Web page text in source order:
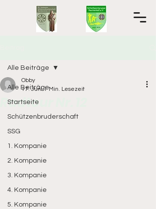
Alle Beiträge
Startseite
Schützenbruderschaft
SSG
1. Kompanie
2. Kompanie
3. Kompanie
4. Kompanie
5. Kompanie
Alle Beiträge
Radtour Nr. 12
Obby
17. Juni 1 Min. Lesezeit